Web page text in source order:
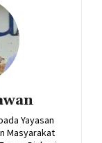
Yayasan
Masyarakat